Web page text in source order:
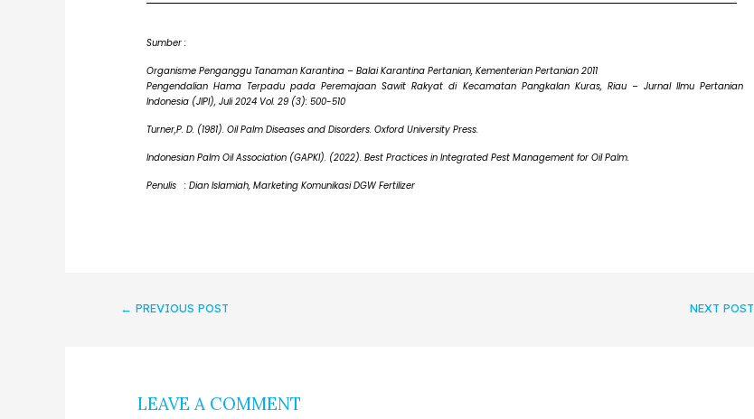
Sumber :
Organisme Penganggu Tanaman Karantina – Balai Karantina Pertanian, Kementerian Pertanian 2011
Pengendalian Hama Terpadu pada Peremajaan Sawit Rakyat di Kecamatan Pangkalan Kuras, Riau – Jurnal Ilmu Pertanian
Indonesia (JIPI), Juli 2024 Vol. 29 (3): 500-510
Turner,P. D. (1981). Oil Palm Diseases and Disorders. Oxford University Press.
Indonesian Palm Oil Association (GAPKI). (2022). Best Practices in Integrated Pest Management for Oil Palm.
Penulis : Dian Islamiah, Marketing Komunikasi DGW Fertilizer
← PREVIOUS POST NEXT POST
LEAVE A COMMENT